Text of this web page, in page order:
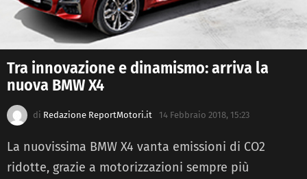
Tra innovazione e dinamismo: arriva la
nuova BMW X4
di Redazione ReportMotori.it 14 Febbraio 2018, 15:23
La nuovissima BMW X4 vanta emissioni di CO2
ridotte, grazie a motorizzazioni sempre più